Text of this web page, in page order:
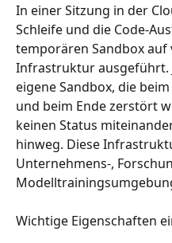
In einer Sitzung in der
Schleife und die Code-
temporären Sandbox
Infrastruktur ausgeführt.
eigene Sandbox, die
und beim Ende zerstört
keinen Status
hinweg. Diese
Unternehmens-,
Wichtige Eigenschaften